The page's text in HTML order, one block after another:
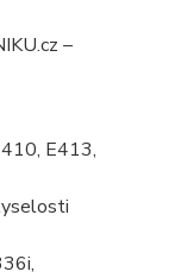
–
E413,